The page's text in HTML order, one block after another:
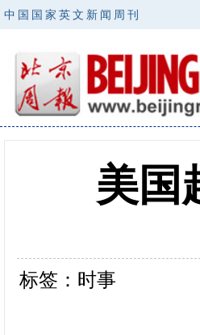
中国国家英文新闻周刊
美国
标签：时事